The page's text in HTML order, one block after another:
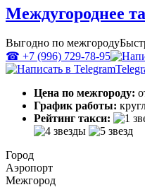
Междугороднее
Выгодно по межгороду
☎ +7 (996) 729-78-95
Цена по межгороду:
График работы:
Рейтинг такси:
Город
Аэропорт
Межгород